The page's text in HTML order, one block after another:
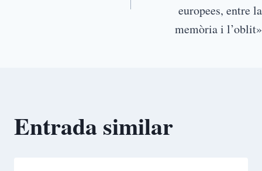
europees, entre la
memòria i l’oblit»
Entrada similar